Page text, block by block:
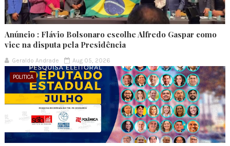
Anúncio : Flávio Bolsonaro escolhe Alfredo Gaspar como
vice na disputa pela Presidência
Geraldo Andrade Aug 05, 2026
POLITICA